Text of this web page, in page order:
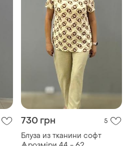
730 грн 5
Блуза из тканини софт